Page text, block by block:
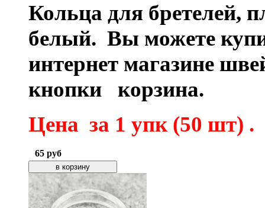
Кольца для бретелей,
белый. Вы можете
интернет магазине
кнопки корзина.
Цена за 1 упк (50 шт) .
65 руб